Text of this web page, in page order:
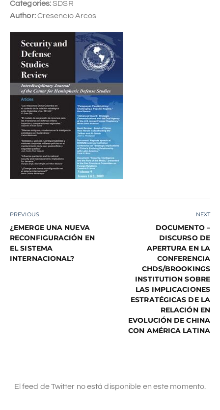
Categories:SDSR
Author:Cresencio Arcos
PREVIOUS
¿EMERGE UNA NUEVA
RECONFIGURACIÓN EN
EL SISTEMA
INTERNACIONAL?
NEXT
DOCUMENTO –
DISCURSO DE
APERTURA EN LA
CONFERENCIA
CHDS/BROOKINGS
INSTITUTION SOBRE
LAS IMPLICACIONES
ESTRATÉGICAS DE LA
RELACIÓN EN
EVOLUCIÓN DE CHINA
CON AMÉRICA LATINA
El feed de Twitter no está disponible en este momento.